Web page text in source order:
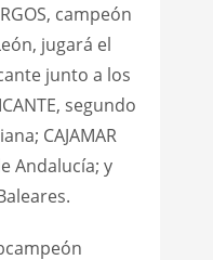
campeón
jugará el
junto a los
segundo
CAJAMAR
Andalucía; y